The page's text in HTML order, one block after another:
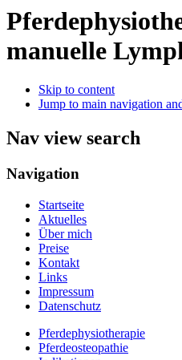
manuelle
Skip to content
Jump to main navigation
Nav view search
Navigation
Startseite
Aktuelles
Über mich
Preise
Kontakt
Links
Impressum
Datenschutz
Pferdephysiotherapie
Pferdeosteopathie